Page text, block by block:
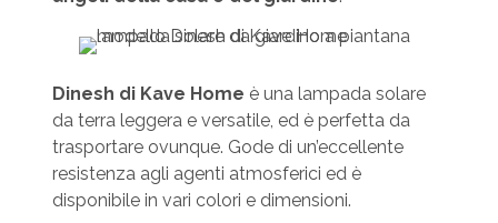
Dinesh di Kave Home è una lampada solare
da terra leggera e versatile, ed è perfetta da
trasportare ovunque. Gode di un’eccellente
resistenza agli agenti atmosferici ed è
disponibile in vari colori e dimensioni.